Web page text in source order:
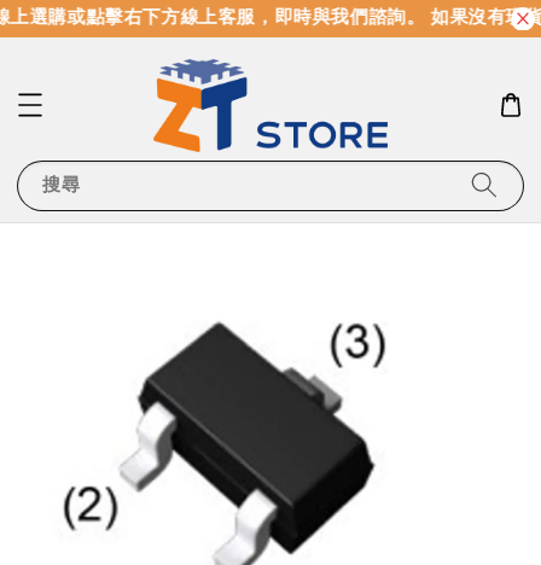
選購或點擊右下方線上客服，即時與我們諮詢。 如果沒有現
搜尋